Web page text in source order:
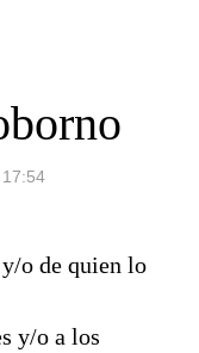
o de quien lo
y/o a los